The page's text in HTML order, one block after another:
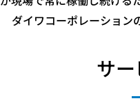
ダイワコーポレーション
サ